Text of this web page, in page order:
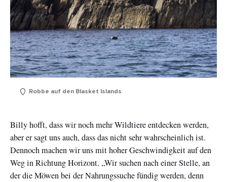
Robbe auf den Blasket Islands
Billy hofft, dass wir noch mehr Wildtiere entdecken werden,
aber er sagt uns auch, dass das nicht sehr wahrscheinlich ist.
Dennoch machen wir uns mit hoher Geschwindigkeit auf den
Weg in Richtung Horizont. „Wir suchen nach einer Stelle, an
der die Möwen bei der Nahrungssuche fündig werden, denn